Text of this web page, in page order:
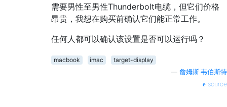
需要男性至男性Thunderbolt电缆，但它们价格
昂贵，我想在购买前确认它们能正常工作。
任何人都可以确认该设置是否可以运行吗？
macbook imac
target-display
詹姆斯·韦伯斯特
source